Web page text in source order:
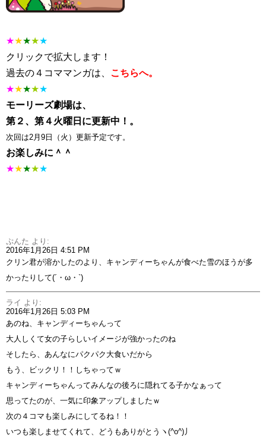
★★★★★
クリックで拡大します！
過去の４コママンガは、 こちらへ。
★★★★★
モーリーズ劇場は、
第２、第４火曜日に更新中！。
次回は2月9日（火）更新予定です。
お楽しみに＾＾
★★★★★
ぷんた より:
2016年1月26日 4:51 PM
クリン君が溶かしたのより、キャンディーちゃんが食べた雪のほうが多
かったりして(´・ω・`)
ライ より:
2016年1月26日 5:03 PM
あのね、キャンディーちゃんって
大人しくて女の子らしいイメージが強かったのね
そしたら、あんなにパクパク大食いだから
もう、ビックリ！！しちゃってｗ
キャンディーちゃんってみんなの後ろに隠れてる子かなぁって
思ってたのが、一気に印象アップしましたｗ
次の４コマも楽しみにしてるね！！
いつも楽しませてくれて、どうもありがとうヽ(^o^)丿